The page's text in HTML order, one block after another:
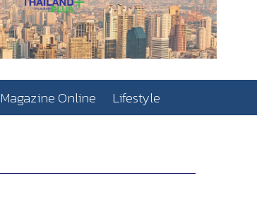
Magazine Online Lifestyle